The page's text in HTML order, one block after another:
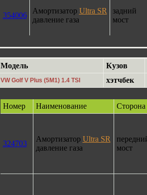
354006
Амортизатор Ultra SR
давление газа
задний
мост
Модель Кузов
VW Golf V Plus (5M1) 1.4 TSI хэтчбек
Номер Наименование Сторона
324703
Амортизатор Ultra SR
давление газа
мост